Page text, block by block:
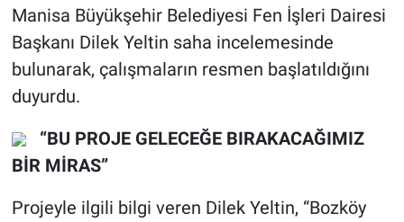
Manisa Büyükşehir Belediyesi Fen İşleri Dairesi
Başkanı Dilek Yeltin saha incelemesinde
bulunarak, çalışmaların resmen başlatıldığını
duyurdu.
“BU PROJE GELECEĞE BIRAKACAĞIMIZ
BİR MİRAS”
Projeyle ilgili bilgi veren Dilek Yeltin, “Bozköy